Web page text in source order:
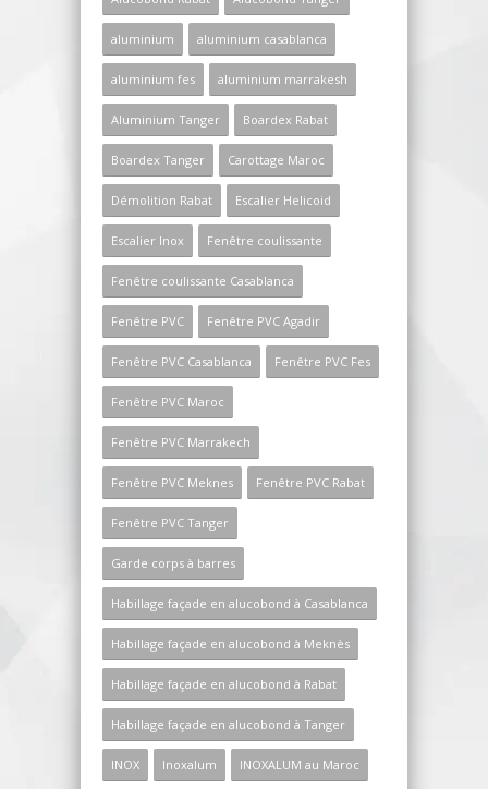
aluminium aluminium casablanca
aluminium fes aluminium marrakesh
Aluminium Tanger Boardex Rabat
Boardex Tanger Carottage Maroc
Démolition Rabat Escalier Helicoid
Escalier Inox Fenêtre coulissante
Fenêtre coulissante Casablanca
Fenêtre PVC Fenêtre PVC Agadir
Fenêtre PVC Casablanca Fenêtre PVC Fes
Fenêtre PVC Maroc
Fenêtre PVC Marrakech
Fenêtre PVC Meknes Fenêtre PVC Rabat
Fenêtre PVC Tanger
Garde corps à barres
Habillage façade en alucobond à Casablanca
Habillage façade en alucobond à Meknès
Habillage façade en alucobond à Rabat
Habillage façade en alucobond à Tanger
INOX Inoxalum INOXALUM au Maroc